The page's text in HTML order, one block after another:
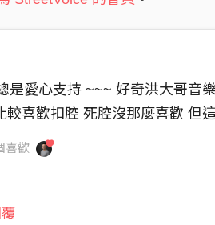
語
白的 姊妹情深
進貢的人民幣
些靈魂
賞 謝恩！
是愛心支持 ~~~ 好奇洪大哥音
較喜歡扣腔 死腔沒那麼喜歡 但
喜歡